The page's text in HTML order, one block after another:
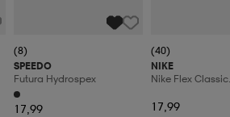
(8)
SPEEDO
Futura Hydrospex
17,99
(40)
NIKE
Nike Flex Classic
17,99